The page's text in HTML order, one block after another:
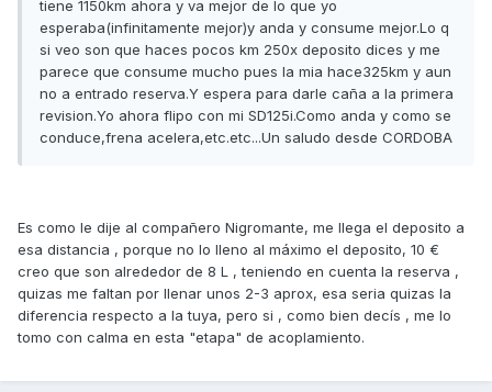
tiene 1150km ahora y va mejor de lo que yo
esperaba(infinitamente mejor)y anda y consume mejor.Lo q
si veo son que haces pocos km 250x deposito dices y me
parece que consume mucho pues la mia hace325km y aun
no a entrado reserva.Y espera para darle caña a la primera
revision.Yo ahora flipo con mi SD125i.Como anda y como se
conduce,frena acelera,etc.etc...Un saludo desde CORDOBA
Es como le dije al compañero Nigromante, me llega el deposito a
esa distancia , porque no lo lleno al máximo el deposito, 10 €
creo que son alrededor de 8 L , teniendo en cuenta la reserva ,
quizas me faltan por llenar unos 2-3 aprox, esa seria quizas la
diferencia respecto a la tuya, pero si , como bien decís , me lo
tomo con calma en esta "etapa" de acoplamiento.